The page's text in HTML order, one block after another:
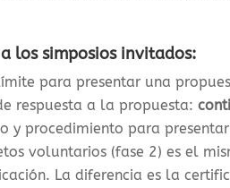
los simposios invitados:
para presentar una
respuesta a la propuesta:
y procedimiento para
voluntarios (fase 2) es el
La diferencia es la